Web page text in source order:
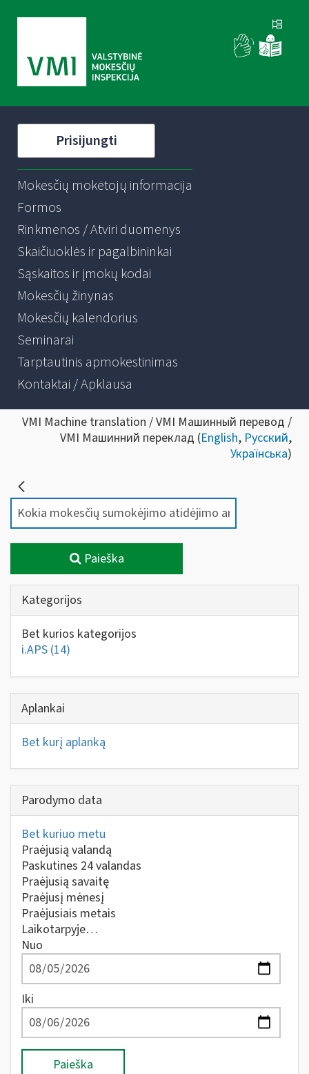
Prisijungti
Mokesčių mokėtojų informacija
Formos
Rinkmenos / Atviri duomenys
Skaičiuoklės ir pagalbininkai
Sąskaitos ir įmokų kodai
Mokesčių žinynas
Mokesčių kalendorius
Seminarai
Tarptautinis apmokestinimas
Kontaktai / Apklausa
VMI Machine translation / VMI Машинный перевод /
VMI Машинний переклад (English, Русский,
Українська)
Paieška
Kategorijos
Bet kurios kategorijos
i.APS (14)
Aplankai
Bet kurį aplanką
Parodymo data
Bet kuriuo metu
Praėjusią valandą
Paskutines 24 valandas
Praėjusią savaitę
Praėjusį mėnesį
Praėjusiais metais
Laikotarpyje…
Nuo
Iki
Paieška